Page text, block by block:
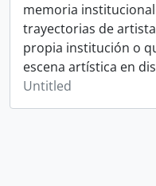
memoria
trayectorias de
propia institución o
escena artística en
Untitled